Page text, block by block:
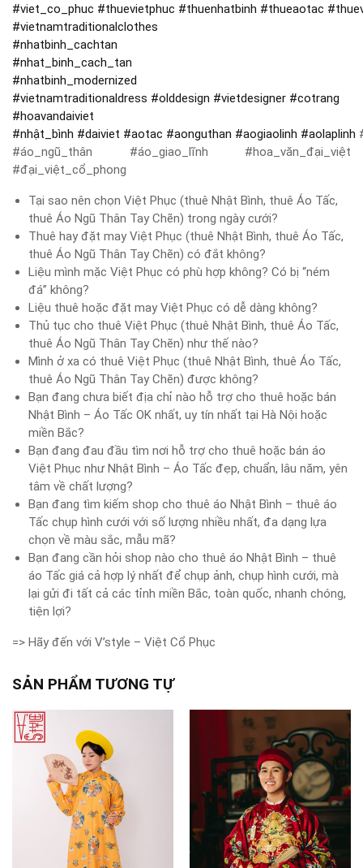
#viet_co_phuc #thuevietphuc #thuenhatbinh #thueaotac #
#vietnamtraditionalclothes
#nhatbinh_cachtan
#nhat_binh_cach_tan
#nhatbinh_modernized
#vietnamtraditionaldress #olddesign #vietdesigner #cotrang
#hoavandaiviet
#nhật_bình #daiviet #aotac #aonguthan #aogiaolinh #aolaplinh
#áo_ngũ_thân #áo_giao_lĩnh #hoa_văn_đại_việt
#đại_việt_cổ_phong
Tại sao nên chọn Việt Phục (thuê Nhật Bình, thuê Áo Tấc,
thuê Áo Ngũ Thân Tay Chẽn) trong ngày cưới?
Thuê hay đặt may Việt Phục (thuê Nhật Bình, thuê Áo Tấc,
thuê Áo Ngũ Thân Tay Chẽn) có đắt không?
Liệu mình mặc Việt Phục có phù hợp không? Có bị “ném
đá” không?
Liệu thuê hoặc đặt may Việt Phục có dễ dàng không?
Thủ tục cho thuê Việt Phục (thuê Nhật Bình, thuê Áo Tấc,
thuê Áo Ngũ Thân Tay Chẽn) như thế nào?
Mình ở xa có thuê Việt Phục (thuê Nhật Bình, thuê Áo Tấc,
thuê Áo Ngũ Thân Tay Chẽn) được không?
Bạn đang chưa biết địa chỉ nào hỗ trợ cho thuê hoặc bán
Nhật Bình – Áo Tấc OK nhất, uy tín nhất tại Hà Nội hoặc
miền Bắc?
Bạn đang đau đầu tìm nơi hỗ trợ cho thuê hoặc bán áo
Việt Phục như Nhật Bình – Áo Tấc đẹp, chuẩn, lâu năm, yên
tâm về chất lượng?
Bạn đang tìm kiếm shop cho thuê áo Nhật Bình – thuê áo
Tấc chụp hình cưới với số lượng nhiều nhất, đa dạng lựa
chọn về màu sắc, mẫu mã?
Bạn đang cần hỏi shop nào cho thuê áo Nhật Bình – thuê
áo Tấc giá cả hợp lý nhất để chụp ảnh, chụp hình cưới, mà
lại gửi đi tất cả các tỉnh miền Bắc, toàn quốc, nhanh chóng,
tiện lợi?
=> Hãy đến với V’style – Việt Cổ Phục
SẢN PHẨM TƯƠNG TỰ